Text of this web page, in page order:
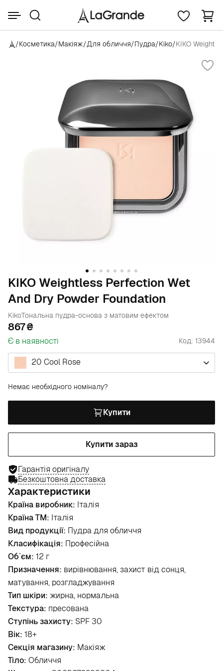
/Косметика/Макіяж/Для обличчя/Пудра/Kiko/KIKO
KIKO Weightless Perfection Wet
And Dry Powder Foundation
KikoТональна пудра-основа з матовим ефектом
867
Є в наявності Код: 13944
20 Cool Rose
Немає необхідного номіналу?
Купити
Купити зараз
Гарантія оригіналу
Безкоштовна доставка
Характеристики
Країна виробник: Італія
Країна ТМ: Італія
Вид продукції: Пудра для обличчя
Класифікація: Професійна
Об`єм: 12 г
Призначення: вирівнювання, захист від сонця,
матування, розгладжування
Тип шкіри: жирна, нормальна
Текстура: пресована
Ступінь захисту: SPF 30
Вік: 18+
Секція магазину: Макіяж
Тіло: Обличчя